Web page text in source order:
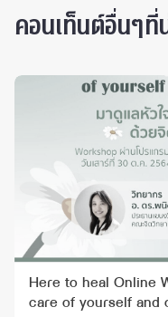
คอนเท็นต์อื่นๆที่
to take
โครงการส่
Still: